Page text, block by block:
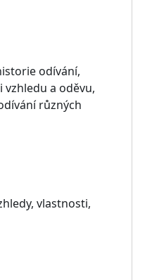
odívání,
a oděvu,
různých
vlastnosti,